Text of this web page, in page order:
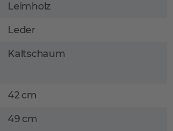
Leimholz
Leder
Kaltschaum
42 cm
49 cm